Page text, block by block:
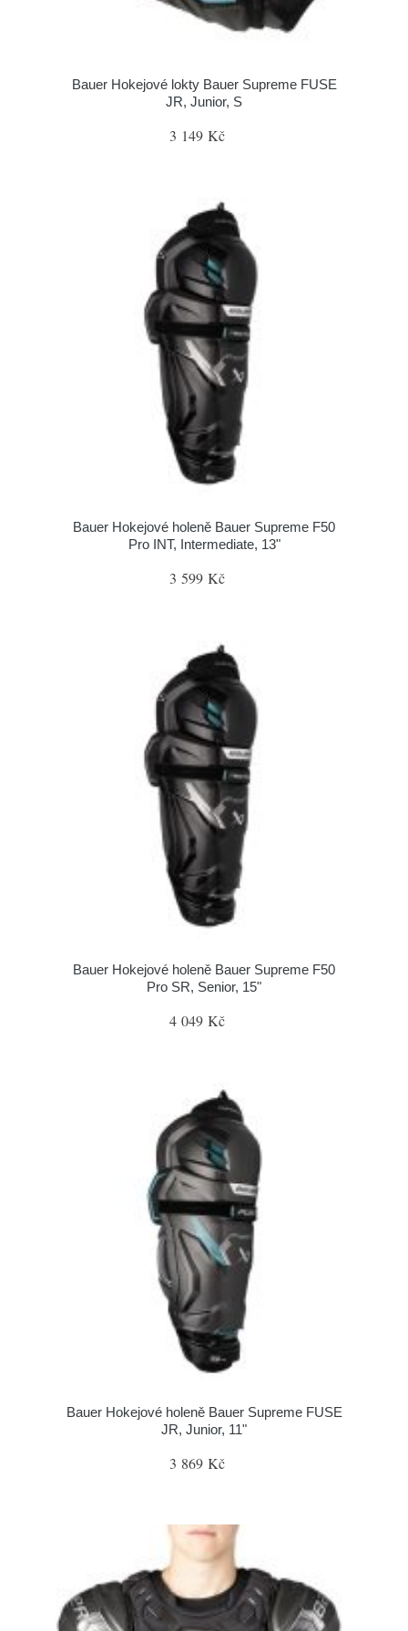
Bauer Hokejové lokty Bauer Supreme FUSE
JR, Junior, S
3 149 Kč
Bauer Hokejové holeně Bauer Supreme F50
Pro INT, Intermediate, 13"
3 599 Kč
Bauer Hokejové holeně Bauer Supreme F50
Pro SR, Senior, 15"
4 049 Kč
Bauer Hokejové holeně Bauer Supreme FUSE
JR, Junior, 11"
3 869 Kč